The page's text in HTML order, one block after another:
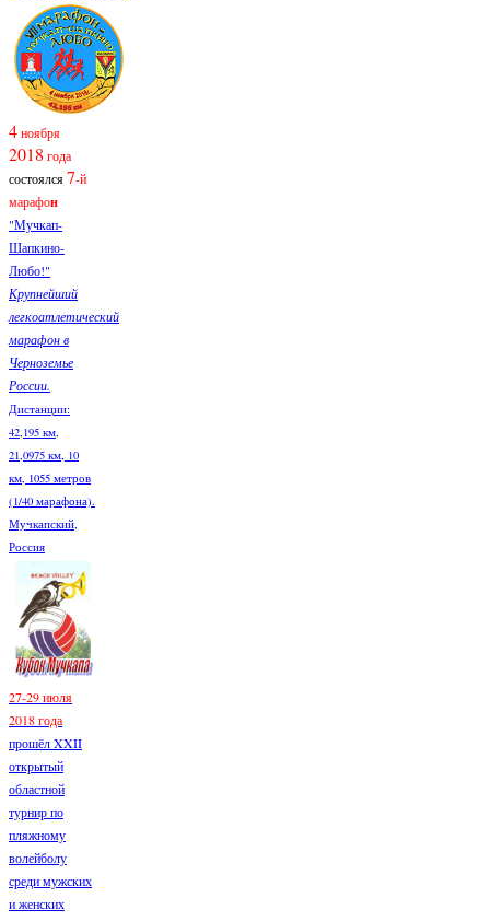
4ноября
2018 года
состоялся7-й
марафон
"Мучкап-
Шапкино-
Любо!"
Крупнейший
легкоатлетический
марафон в
Черноземье
России.
Дистанции:
42,195 км,
21,0975 км, 10
км, 1055 метров
(1/40 марафона).
Мучкапский,
Россия
27-29 июля
2018 года
прошёл XXII
открытый
областной
турнир по
пляжному
волейболу
среди мужских
и женских